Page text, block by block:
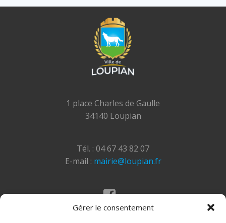
Gérer le consentement
1 place Charles de Gaulle
34140 Loupian
Tél. : 04 67 43 82 07
E-mail : mairie@loupian.fr